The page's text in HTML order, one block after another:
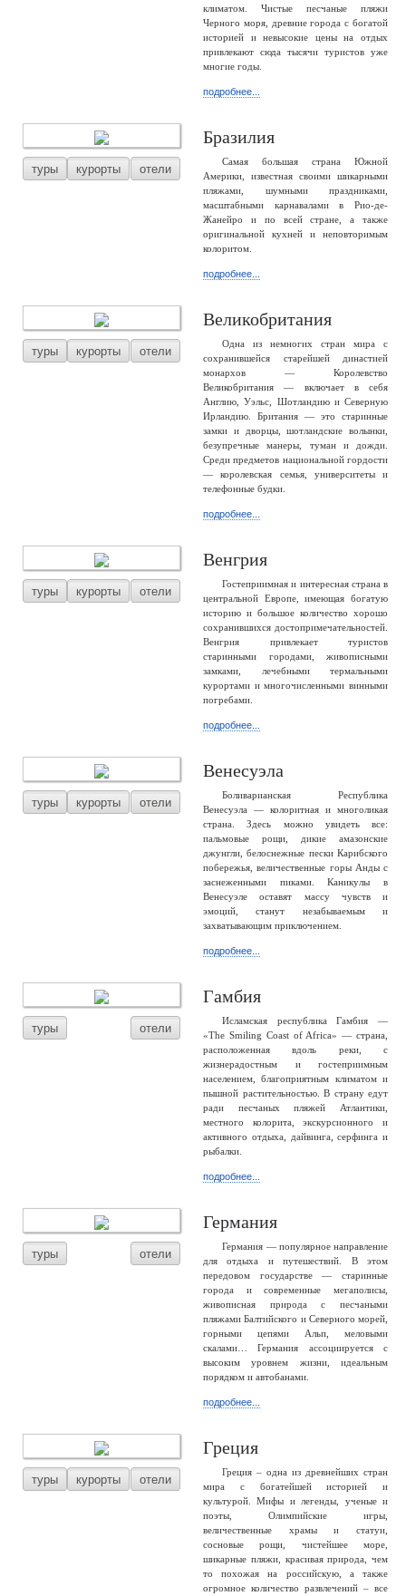
климатом. Чистые песчаные пляжи
Черного моря, древние города с богатой
историей и невысокие цены на отдых
привлекают сюда тысячи туристов уже
многие годы.
подробнее...
туры курорты отели
Бразилия
Самая большая страна Южной
Америки, известная своими шикарными
пляжами, шумными праздниками,
масштабными карнавалами в Рио-де-
Жанейро и по всей стране, а также
оригинальной кухней и неповторимым
колоритом.
подробнее...
туры курорты отели
Великобритания
Одна из немногих стран мира с
сохранившейся старейшей династией
монархов — Королевство
Великобритания — включает в себя
Англию, Уэльс, Шотландию и Северную
Ирландию. Британия — это старинные
замки и дворцы, шотландские волынки,
безупречные манеры, туман и дожди.
Среди предметов национальной гордости
— королевская семья, университеты и
телефонные будки.
подробнее...
туры курорты отели
Венгрия
Гостеприимная и интересная страна в
центральной Европе, имеющая богатую
историю и большое количество хорошо
сохранившихся достопримечательностей.
Венгрия привлекает туристов
старинными городами, живописными
замками, лечебными термальными
курортами и многочисленными винными
погребами.
подробнее...
туры курорты отели
Венесуэла
Боливарианская Республика
Венесуэла — колоритная и многоликая
страна. Здесь можно увидеть все:
пальмовые рощи, дикие амазонские
джунгли, белоснежные пески Карибского
побережья, величественные горы Анды с
заснеженными пиками. Каникулы в
Венесуэле оставят массу чувств и
эмоций, станут незабываемым и
захватывающим приключением.
подробнее...
туры отели
Гамбия
Исламская республика Гамбия —
«The Smiling Coast of Africa» — страна,
расположенная вдоль реки, с
жизнерадостным и гостеприимным
населением, благоприятным климатом и
пышной растительностью. В страну едут
ради песчаных пляжей Атлантики,
местного колорита, экскурсионного и
активного отдыха, дайвинга, серфинга и
рыбалки.
подробнее...
туры отели
Германия
Германия — популярное направление
для отдыха и путешествий. В этом
передовом государстве — старинные
города и современные мегаполисы,
живописная природа с песчаными
пляжами Балтийского и Северного морей,
горными цепями Альп, меловыми
скалами… Германия ассоциируется с
высоким уровнем жизни, идеальным
порядком и автобанами.
подробнее...
туры курорты отели
Греция
Греция – одна из древнейших стран
мира с богатейшей историей и
культурой. Мифы и легенды, ученые и
поэты, Олимпийские игры,
величественные храмы и статуи,
сосновые рощи, чистейшее море,
шикарные пляжи, красивая природа, чем
то похожая на российскую, а также
огромное количество развлечений – все